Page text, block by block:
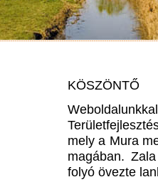
KÖSZÖNTŐ
mely a Mura
magában.
folyó övezte